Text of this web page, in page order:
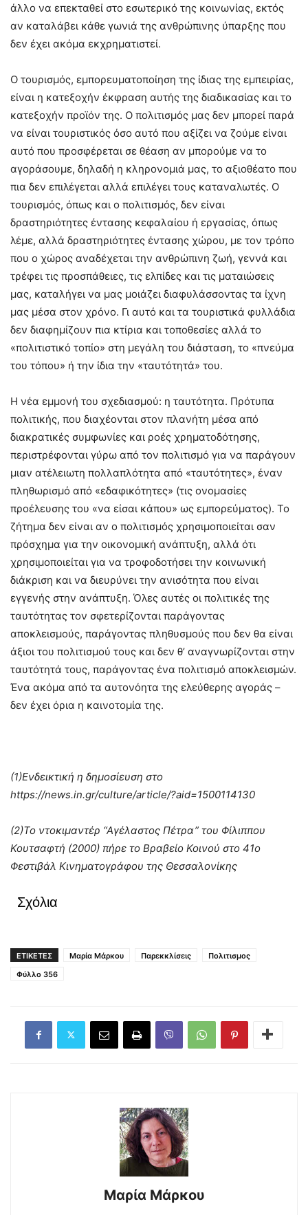
άλλο να επεκταθεί στο εσωτερικό της κοινωνίας, εκτός
αν καταλάβει κάθε γωνιά της ανθρώπινης ύπαρξης που
δεν έχει ακόμα εκχρηματιστεί.
Ο τουρισμός, εμπορευματοποίηση της ίδιας της εμπειρίας,
είναι η κατεξοχήν έκφραση αυτής της διαδικασίας και το
κατεξοχήν προϊόν της. Ο πολιτισμός μας δεν μπορεί παρά
να είναι τουριστικός όσο αυτό που αξίζει να ζούμε είναι
αυτό που προσφέρεται σε θέαση αν μπορούμε να το
αγοράσουμε, δηλαδή η κληρονομιά μας, το αξιοθέατο που
πια δεν επιλέγεται αλλά επιλέγει τους καταναλωτές. Ο
τουρισμός, όπως και ο πολιτισμός, δεν είναι
δραστηριότητες έντασης κεφαλαίου ή εργασίας, όπως
λέμε, αλλά δραστηριότητες έντασης χώρου, με τον τρόπο
που ο χώρος αναδέχεται την ανθρώπινη ζωή, γεννά και
τρέφει τις προσπάθειες, τις ελπίδες και τις ματαιώσεις
μας, καταλήγει να μας μοιάζει διαφυλάσσοντας τα ίχνη
μας μέσα στον χρόνο. Γι αυτό και τα τουριστικά φυλλάδια
δεν διαφημίζουν πια κτίρια και τοποθεσίες αλλά το
«πολιτιστικό τοπίο» στη μεγάλη του διάσταση, το «πνεύμα
του τόπου» ή την ίδια την «ταυτότητά» του.
Η νέα εμμονή του σχεδιασμού: η ταυτότητα. Πρότυπα
πολιτικής, που διαχέονται στον πλανήτη μέσα από
διακρατικές συμφωνίες και ροές χρηματοδότησης,
περιστρέφονται γύρω από τον πολιτισμό για να παράγουν
μιαν ατέλειωτη πολλαπλότητα από «ταυτότητες», έναν
πληθωρισμό από «εδαφικότητες» (τις ονομασίες
προέλευσης του «να είσαι κάπου» ως εμπορεύματος). Το
ζήτημα δεν είναι αν ο πολιτισμός χρησιμοποιείται σαν
πρόσχημα για την οικονομική ανάπτυξη, αλλά ότι
χρησιμοποιείται για να τροφοδοτήσει την κοινωνική
διάκριση και να διευρύνει την ανισότητα που είναι
εγγενής στην ανάπτυξη. Όλες αυτές οι πολιτικές της
ταυτότητας τον σφετερίζονται παράγοντας
αποκλεισμούς, παράγοντας πληθυσμούς που δεν θα είναι
άξιοι του πολιτισμού τους και δεν θ’ αναγνωρίζονται στην
ταυτότητά τους, παράγοντας ένα πολιτισμό αποκλεισμών.
Ένα ακόμα από τα αυτονόητα της ελεύθερης αγοράς –
δεν έχει όρια η καινοτομία της.
(1)Ενδεικτική η δημοσίευση στο
https://news.in.gr/culture/article/?aid=1500114130
(2)Το ντοκιμαντέρ “Αγέλαστος Πέτρα” του Φίλιππου
Κουτσαφτή (2000) πήρε το Βραβείο Κοινού στο 41ο
Φεστιβάλ Κινηματογράφου της Θεσσαλονίκης
Σχόλια
ΕΤΙΚΕΤΕΣ Μαρία Μάρκου Παρεκκλίσεις
Πολιτισμος
Φύλλο 356
Μαρία Μάρκου